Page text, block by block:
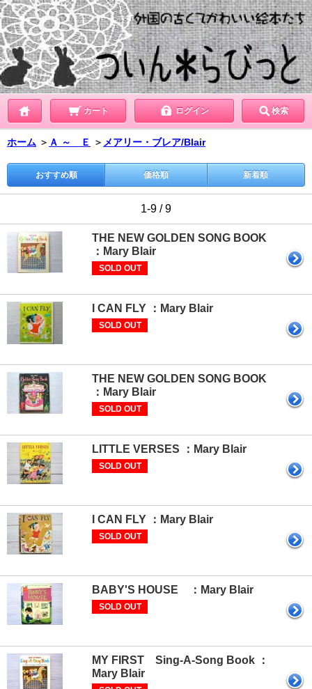
カート ログイン 検索
ホーム ＞ Ａ ～ Ｅ ＞ メアリー・ブレア/Blair
おすすめ順 価格順 新着順
1-9 / 9
THE NEW GOLDEN SONG BOOK
：Mary Blair
SOLD OUT
I CAN FLY ：Mary Blair
SOLD OUT
THE NEW GOLDEN SONG BOOK
：Mary Blair
SOLD OUT
LITTLE VERSES ：Mary Blair
SOLD OUT
I CAN FLY ：Mary Blair
SOLD OUT
BABY'S HOUSE ：Mary Blair
SOLD OUT
MY FIRST Sing-A-Song Book ：
Mary Blair